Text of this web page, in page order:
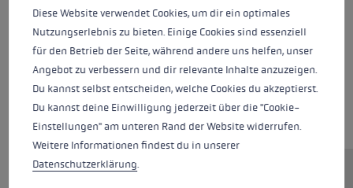
Diese Website verwendet Cookies, um dir ein optimales
Nutzungserlebnis zu bieten. Einige Cookies sind essenziell
für den Betrieb der Seite, während andere uns helfen, unser
Angebot zu verbessern und dir relevante Inhalte anzuzeigen.
Du kannst selbst entscheiden, welche Cookies du akzeptierst.
Du kannst deine Einwilligung jederzeit über die "Cookie-
Einstellungen" am unteren Rand der Website widerrufen.
Weitere Informationen findest du in unserer
Datenschutzerklärung.